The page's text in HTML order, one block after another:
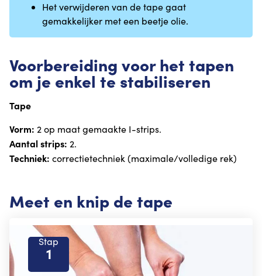
Het verwijderen van de tape gaat
gemakkelijker met een beetje olie.
Voorbereiding voor het tapen
om je enkel te stabiliseren
Tape
Vorm: 2 op maat gemaakte I-strips.
Aantal strips: 2.
Techniek: correctietechniek (maximale/volledige rek)
Meet en knip de tape
Stap
1